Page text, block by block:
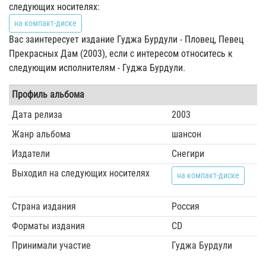
следующих носителях:
на компакт-диске
Вас заинтересует издание Гуджа Бурдули - Пловец, Певец
Прекрасных Дам (2003), если с интересом относитесь к
следующим исполнителям - Гуджа Бурдули.
Профиль альбома
Дата релиза
2003
Жанр альбома
шансон
Издатели
Снегири
Выходил на следующих носителях
на компакт-диске
Страна издания
Россия
Форматы издания
CD
Принимали участие
Гуджа Бурдули